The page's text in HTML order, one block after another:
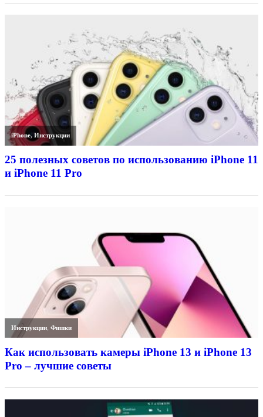
iPhone,Инструкции
25 полезных советов по использованию iPhone 11
и iPhone 11 Pro
Инструкции,Фишки
Как использовать камеры iPhone 13 и iPhone 13
Pro – лучшие советы